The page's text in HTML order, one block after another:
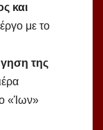
και
με το
της
«Ίων»